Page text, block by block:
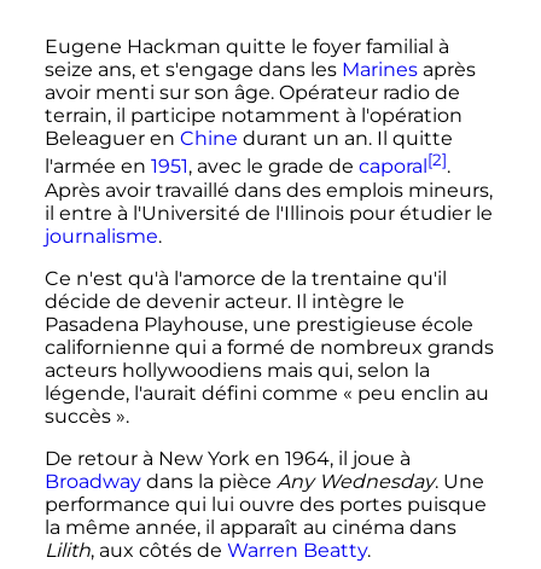
Eugene Hackman quitte le foyer familial à
seize ans, et s'engage dans les Marinesaprès
avoir menti sur son âge. Opérateur radio de
terrain, il participe notamment à l'opération
Beleaguer en Chine durant un an. Il quitte
l'armée en 1951, avec le grade de caporal [2].
Après avoir travaillé dans des emplois mineurs,
il entre à l'Université de l'Illinois pour étudier le
journalisme.
Ce n'est qu'à l'amorce de la trentaine qu'il
décide de devenir acteur. Il intègre le
Pasadena Playhouse, une prestigieuse école
californienne qui a formé de nombreux grands
acteurs hollywoodiens mais qui, selon la
légende, l'aurait défini comme « peu enclin au
succès ».
De retour à New York en 1964, il joue à
Broadwaydans la pièce Any Wednesday. Une
performance qui lui ouvre des portes puisque
la même année, il apparaît au cinéma dans
Lilith, aux côtés de Warren Beatty.